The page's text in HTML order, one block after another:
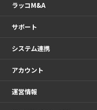
ラッコM&A
サポート
システム連携
アカウント
運営情報